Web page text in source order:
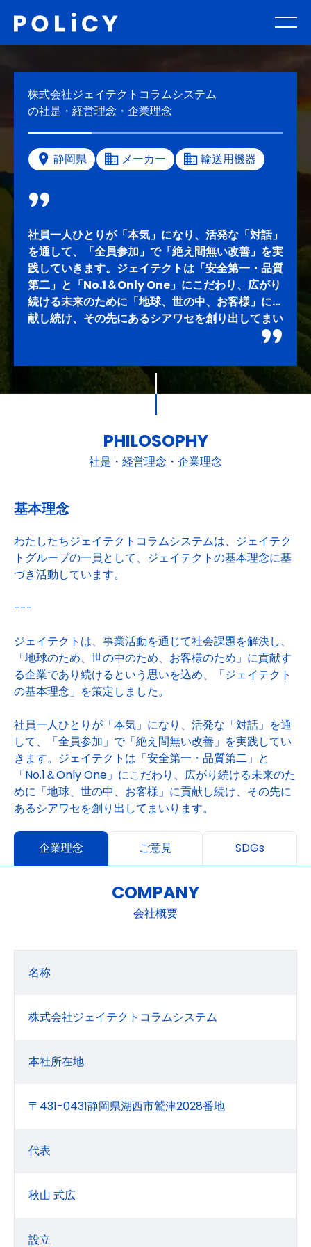
株式会社ジェイテクトコラムシステム
の社是・経営理念・企業理念
静岡県 メーカー 輸送用機器
社員一人ひとりが「本気」になり、活発な「対話」
を通して、「全員参加」で「絶え間無い改善」を実
践していきます。ジェイテクトは「安全第一・品質
第二」と「No.1＆Only One」にこだわり、広がり
続ける未来のために「地球、世の中、お客様」に貢
献し続け、その先にあるシアワセを創り出してまい
PHILOSOPHY
社是・経営理念・企業理念
基本理念
わたしたちジェイテクトコラムシステムは、ジェイテク
トグループの一員として、ジェイテクトの基本理念に基
づき活動しています。
---
ジェイテクトは、事業活動を通じて社会課題を解決し、
「地球のため、世の中のため、お客様のため」に貢献す
る企業であり続けるという思いを込め、「ジェイテクト
の基本理念」を策定しました。
社員一人ひとりが「本気」になり、活発な「対話」を通
して、「全員参加」で「絶え間無い改善」を実践してい
きます。ジェイテクトは「安全第一・品質第二」と
「No.1＆Only One」にこだわり、広がり続ける未来のた
めに「地球、世の中、お客様」に貢献し続け、その先に
あるシアワセを創り出してまいります。
企業理念 ご意見 SDGs
COMPANY
会社概要
名称
株式会社ジェイテクトコラムシステム
本社所在地
〒431-0431静岡県湖西市鷲津2028番地
代表
秋山 式広
設立